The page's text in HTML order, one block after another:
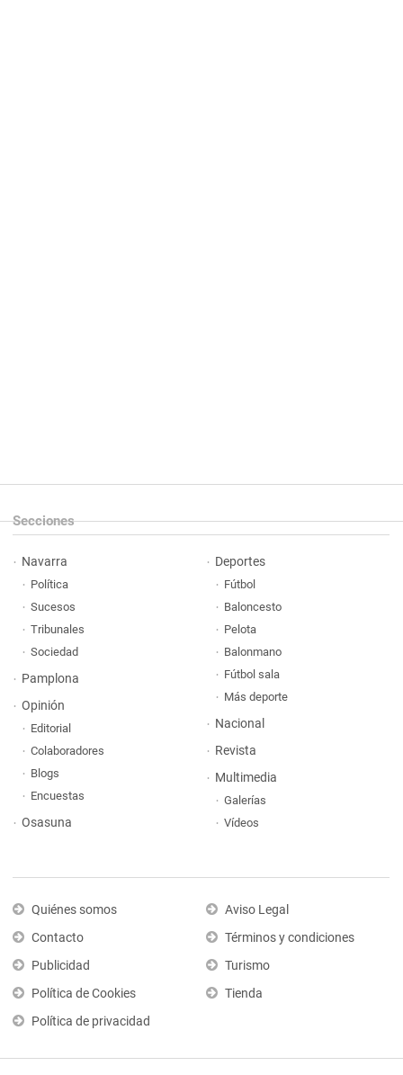
Secciones
Navarra
Política
Sucesos
Tribunales
Sociedad
Pamplona
Opinión
Editorial
Colaboradores
Blogs
Encuestas
Osasuna
Deportes
Fútbol
Baloncesto
Pelota
Balonmano
Fútbol sala
Más deporte
Nacional
Revista
Multimedia
Galerías
Vídeos
Quiénes somos
Contacto
Publicidad
Política de Cookies
Política de privacidad
Aviso Legal
Términos y condiciones
Turismo
Tienda